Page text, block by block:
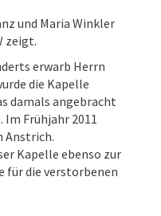
und Maria Winkler
zeigt.
erwarb Herrn
die Kapelle
damals angebracht
Frühjahr 2011
Anstrich.
Kapelle ebenso zur
für die verstorbenen